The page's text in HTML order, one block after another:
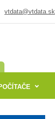
vtdata@vtdata.sk